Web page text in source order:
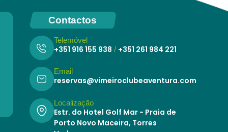
Contactos
Telemóvel
+351 916 155 938 / +351 261 984 221
Email
reservas@vimeiroclubeaventura.com
Localização
Estr. do Hotel Golf Mar - Praia de
Porto Novo Maceira, Torres